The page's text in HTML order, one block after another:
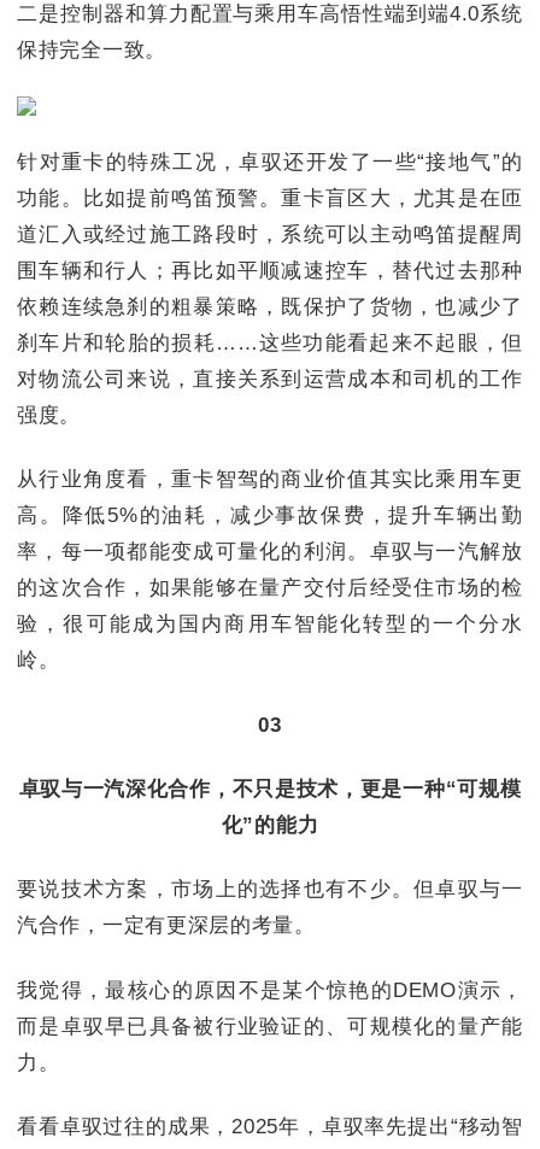
二是控制器和算力配置与乘用车高悟性端到端4.0系统
保持完全一致。
针对重卡的特殊工况，卓驭还开发了一些“接地气”的
功能。比如提前鸣笛预警。重卡盲区大，尤其是在匝
道汇入或经过施工路段时，系统可以主动鸣笛提醒周
围车辆和行人；再比如平顺减速控车，替代过去那种
依赖连续急刹的粗暴策略，既保护了货物，也减少了
刹车片和轮胎的损耗……这些功能看起来不起眼，但
对物流公司来说，直接关系到运营成本和司机的工作
强度。
从行业角度看，重卡智驾的商业价值其实比乘用车更
高。降低5%的油耗，减少事故保费，提升车辆出勤
率，每一项都能变成可量化的利润。卓驭与一汽解放
的这次合作，如果能够在量产交付后经受住市场的检
验，很可能成为国内商用车智能化转型的一个分水
岭。
03
卓驭与一汽深化合作，不只是技术，更是一种“可规模
化”的能力
要说技术方案，市场上的选择也有不少。但卓驭与一
汽合作，一定有更深层的考量。
我觉得，最核心的原因不是某个惊艳的DEMO演示，
而是卓驭早已具备被行业验证的、可规模化的量产能
力。
看看卓驭过往的成果，2025年，卓驭率先提出“移动智